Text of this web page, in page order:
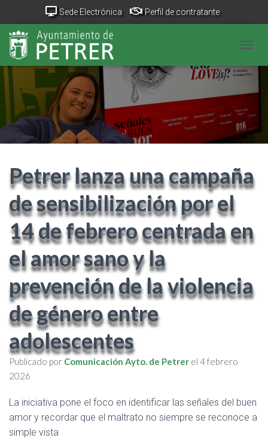
Sede Electrónica Perfil de contratante
Portal Transparencia
Canal de denuncias
Petrer lanza una campaña
de sensibilización por el
14 de febrero centrada en
el amor sano y la
prevención de la violencia
de género entre
adolescentes
Publicado por Comunicación Ayto. de Petrer el 4 febrero
2026
La iniciativa pone el foco en identificar las señales del buen
amor y recordar que el maltrato no siempre se reconoce a
simple vista